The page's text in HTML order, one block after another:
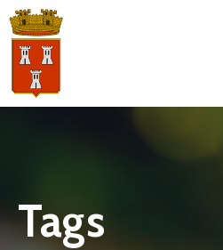
Accueil
Manifestations
Tags